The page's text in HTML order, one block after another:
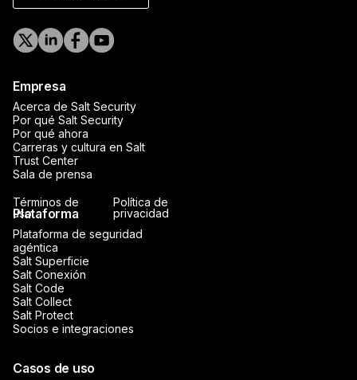
Empresa
Acerca de Salt Security
Por qué Salt Security
Por qué ahora
Carreras y cultura en Salt
Trust Center
Sala de prensa
Plataforma
Plataforma de seguridad
agéntica
Salt Superficie
Salt Conexión
Salt Code
Salt Collect
Salt Protect
Socios e integraciones
Casos de uso
Términos de
uso
Política de
privacidad